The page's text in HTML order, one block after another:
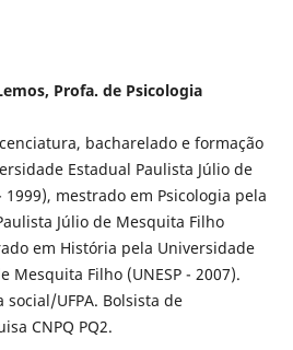
Profa. de Psicologia
bacharelado e formação
Estadual Paulista Júlio de
1999), mestrado em Psicologia pela
Júlio de Mesquita Filho
em História pela Universidade
Mesquita Filho (UNESP - 2007).
UFPA. Bolsista de
CNPQ PQ2.